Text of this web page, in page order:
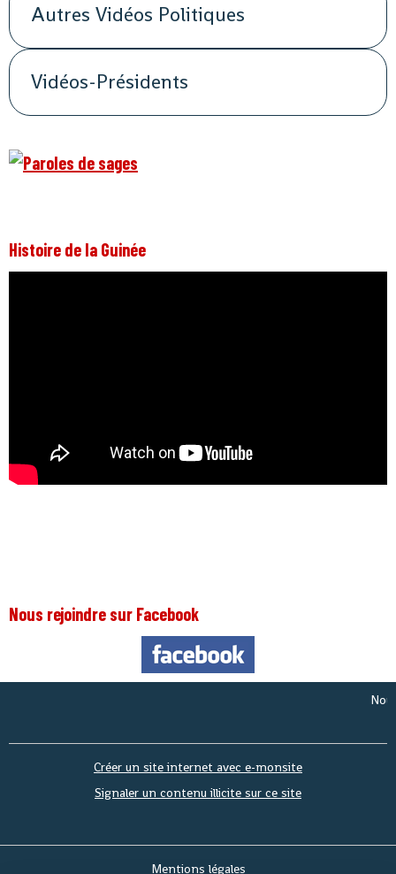
Autres Vidéos Politiques
Vidéos-Présidents
Histoire de la Guinée
Nous rejoindre sur Facebook
Nous
Créer un site internet avec e-monsite
Signaler un contenu illicite sur ce site
Mentions légales